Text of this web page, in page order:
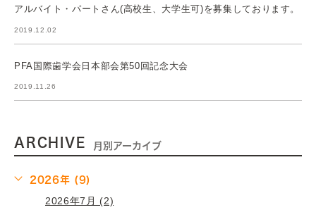
アルバイト・パートさん(高校生、大学生可)を募集しております。
2019.12.02
PFA国際歯学会日本部会第50回記念大会
2019.11.26
ARCHIVE 月別アーカイブ
2026年 (9)
2026年7月 (2)